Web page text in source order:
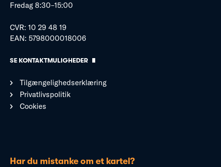
Fredag 8:30–15:00
CVR: 10 29 48 19
EAN: 5798000018006
SE KONTAKTMULIGHEDER
Tilgængelighedserklæring
Privatlivspolitik
Cookies
Har du mistanke om et kartel?